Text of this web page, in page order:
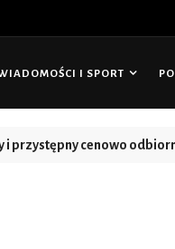
I SPORT
i przystępny cenowo